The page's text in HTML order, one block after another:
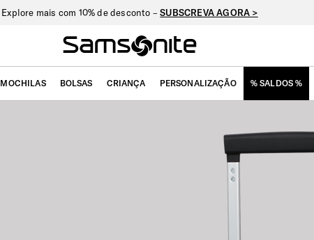
Explore mais com 10% de desconto –SUBSCREVA AGORA >
MOCHILAS BOLSAS CRIANÇA PERSONALIZAÇÃO % SALDOS %